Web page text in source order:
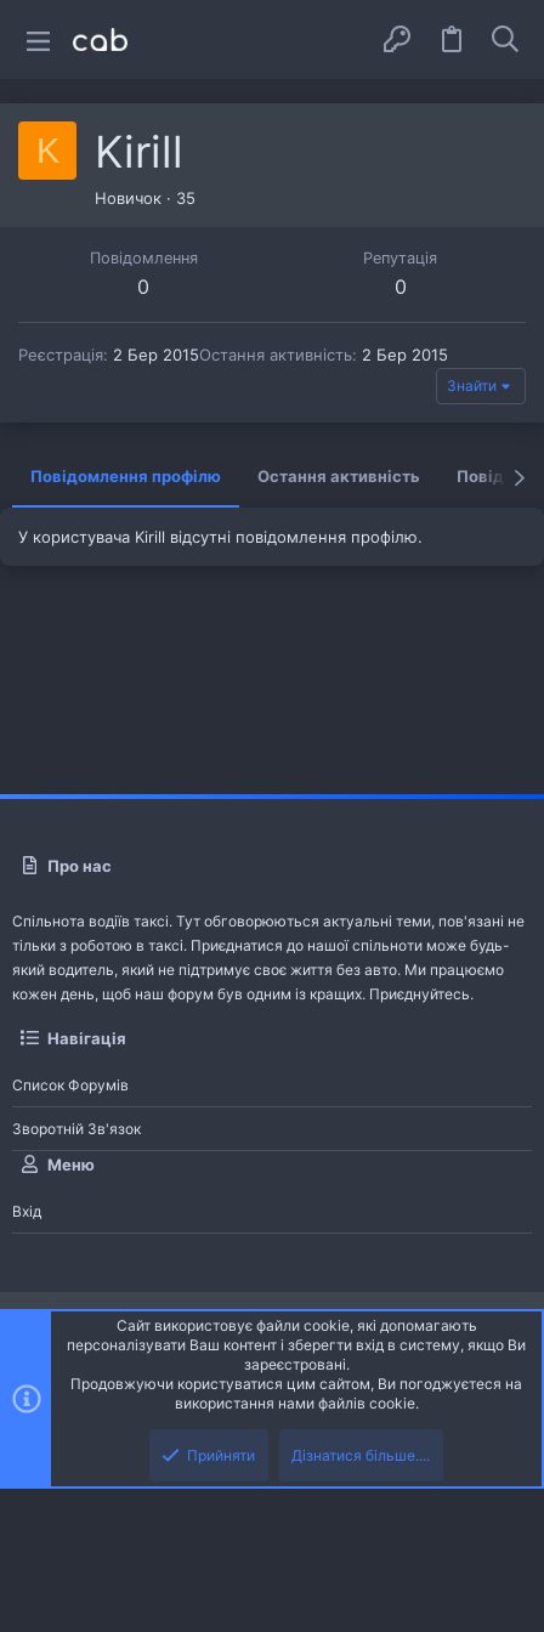
K Kirill
Новичок · 35
Повідомлення
0
Репутація
0
Реєстрація 2 Бер 2015Остання активність 2 Бер 2015
Знайти
Повідомлення профілю Остання активність
У користувача Kirill відсутні повідомлення профілю.
Про нас
Спільнота водіїв таксі. Тут обговорюються актуальні теми, пов'язані не
тільки з роботою в таксі. Приєднатися до нашої спільноти може будь-
який водитель, який не підтримує своє життя без авто. Ми працюємо
кожен день, щоб наш форум був одним із кращих. Приєднуйтесь.
Навігація
Список Форумів
Зворотній Зв'язок
Меню
Вхід
Ніч
Українська (UA)
S
Community platform by XenForo® © 2010-2026 XenForo Ltd.
Community platform by XenForo © 2010-2022 XenForo Ltd. | dev: Pages
Сайт використовує файли cookie, які допомагають
персоналізувати Ваш контент і зберегти вхід в систему, якщо Ви
зареєстровані.
Продовжуючи користуватися цим сайтом, Ви погоджуєтеся на
використання нами файлів cookie.
Прийняти Дізнатися більше....